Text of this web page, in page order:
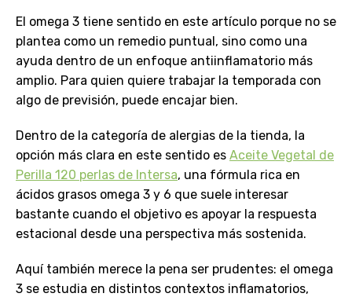
El omega 3 tiene sentido en este artículo porque no se
plantea como un remedio puntual, sino como una
ayuda dentro de un enfoque antiinflamatorio más
amplio. Para quien quiere trabajar la temporada con
algo de previsión, puede encajar bien.
Dentro de la categoría de alergias de la tienda, la
opción más clara en este sentido es Aceite Vegetal de
Perilla 120 perlas de Intersa, una fórmula rica en
ácidos grasos omega 3 y 6 que suele interesar
bastante cuando el objetivo es apoyar la respuesta
estacional desde una perspectiva más sostenida.
Aquí también merece la pena ser prudentes: el omega
3 se estudia en distintos contextos inflamatorios,